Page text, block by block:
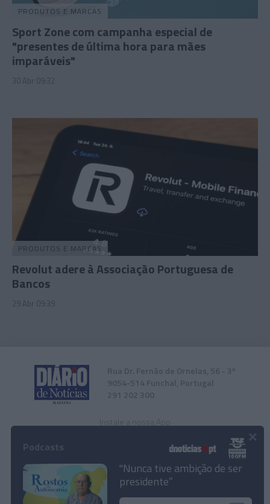
PRODUTOS E MARCAS
Sport Zone com campanha especial de
"presentes de última hora para mães
imparáveis"
30 Abr 09:32
PRODUTOS E MARCAS
Revolut adere à Associação Portuguesa de
Bancos
29 Abr 09:39
Rua Dr. Fernão de Ornelas, 56 - 3º
9054-514 Funchal, Portugal
291 202 300
Instale a nossa App
"Nunca tive ambição de ser
presidente”
×